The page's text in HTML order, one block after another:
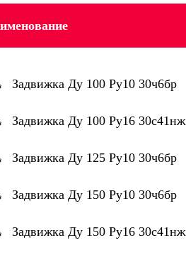
Задвижка Ду 100 Py10 30ч6бр
Задвижка Ду 100 Py16 30с41нж
Задвижка Ду 125 Py10 30ч6бр
Задвижка Ду 150 Py10 30ч6бр
Задвижка Ду 150 Py16 30с41нж